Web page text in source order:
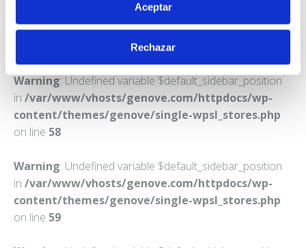
Aceptar
Rechazar
Warning: Undefined variable $default_sidebar_position
in /var/www/vhosts/genove.com/httpdocs/wp-
content/themes/genove/single-wpsl_stores.php
on line 58
Warning: Undefined variable $default_sidebar_position
in /var/www/vhosts/genove.com/httpdocs/wp-
content/themes/genove/single-wpsl_stores.php
on line 59